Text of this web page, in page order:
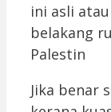
ini asli
belakang
Palestin
Jika benar